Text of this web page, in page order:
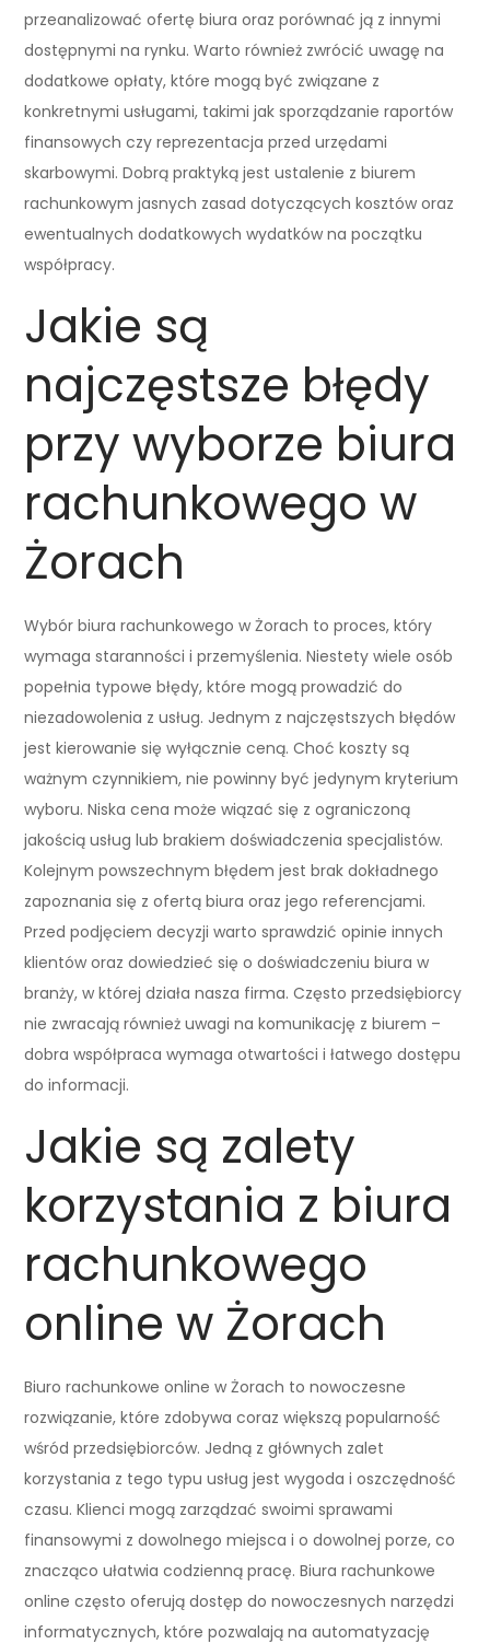
przeanalizować ofertę biura oraz porównać ją z innymi
dostępnymi na rynku. Warto również zwrócić uwagę na
dodatkowe opłaty, które mogą być związane z
konkretnymi usługami, takimi jak sporządzanie raportów
finansowych czy reprezentacja przed urzędami
skarbowymi. Dobrą praktyką jest ustalenie z biurem
rachunkowym jasnych zasad dotyczących kosztów oraz
ewentualnych dodatkowych wydatków na początku
współpracy.
Jakie są
najczęstsze błędy
przy wyborze biura
rachunkowego w
Żorach
Wybór biura rachunkowego w Żorach to proces, który
wymaga staranności i przemyślenia. Niestety wiele osób
popełnia typowe błędy, które mogą prowadzić do
niezadowolenia z usług. Jednym z najczęstszych błędów
jest kierowanie się wyłącznie ceną. Choć koszty są
ważnym czynnikiem, nie powinny być jedynym kryterium
wyboru. Niska cena może wiązać się z ograniczoną
jakością usług lub brakiem doświadczenia specjalistów.
Kolejnym powszechnym błędem jest brak dokładnego
zapoznania się z ofertą biura oraz jego referencjami.
Przed podjęciem decyzji warto sprawdzić opinie innych
klientów oraz dowiedzieć się o doświadczeniu biura w
branży, w której działa nasza firma. Często przedsiębiorcy
nie zwracają również uwagi na komunikację z biurem –
dobra współpraca wymaga otwartości i łatwego dostępu
do informacji.
Jakie są zalety
korzystania z biura
rachunkowego
online w Żorach
Biuro rachunkowe online w Żorach to nowoczesne
rozwiązanie, które zdobywa coraz większą popularność
wśród przedsiębiorców. Jedną z głównych zalet
korzystania z tego typu usług jest wygoda i oszczędność
czasu. Klienci mogą zarządzać swoimi sprawami
finansowymi z dowolnego miejsca i o dowolnej porze, co
znacząco ułatwia codzienną pracę. Biura rachunkowe
online często oferują dostęp do nowoczesnych narzędzi
informatycznych, które pozwalają na automatyzację